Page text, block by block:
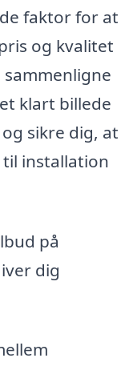
faktor for at
og kvalitet
klart billede
sikre dig, at
installation
på
dig